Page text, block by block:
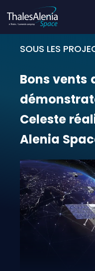
SOUS LES
Bons vents
Bonsvents
Celeste
Alenia